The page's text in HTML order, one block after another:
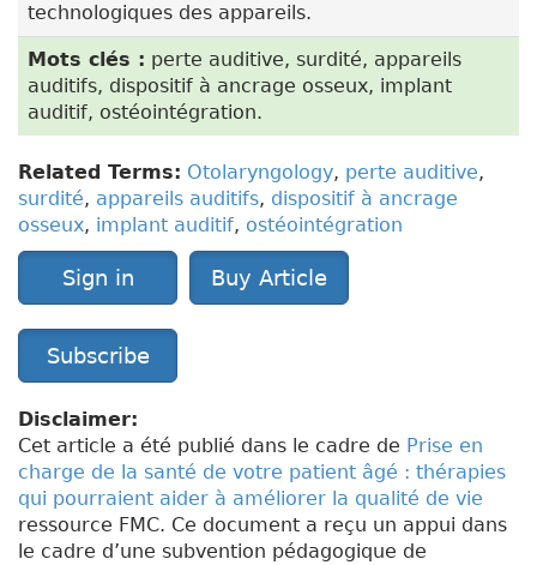
technologiques des appareils.
Mots clés : perte auditive, surdité, appareils
auditifs, dispositif à ancrage osseux, implant
auditif, ostéointégration.
Related Terms: Otolaryngology, perte auditive,
surdité, appareils auditifs, dispositif à ancrage
osseux, implant auditif, ostéointégration
Sign in Buy Article
Subscribe
Disclaimer:
Cet article a été publié dans le cadre de Prise en
charge de la santé de votre patient âgé : thérapies
qui pourraient aider à améliorer la qualité de vie
ressource FMC. Ce document a reçu un appui dans
le cadre d’une subvention pédagogique de